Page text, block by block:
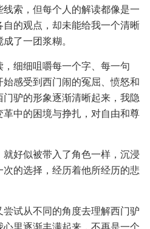
索，但每个人的解读都像是一
的观点，却未能给我一个清晰
了一团浆糊。
细细咀嚼每一个字、每一句
感受到西门闹的冤屈、愤怒和
驴的形象逐渐清晰起来，我隐
中的困境与挣扎，对自由和尊
好似被带入了角色一样，沉浸
的选择，经历着他所经历的悲
尝试从不同的角度去理解西门驴